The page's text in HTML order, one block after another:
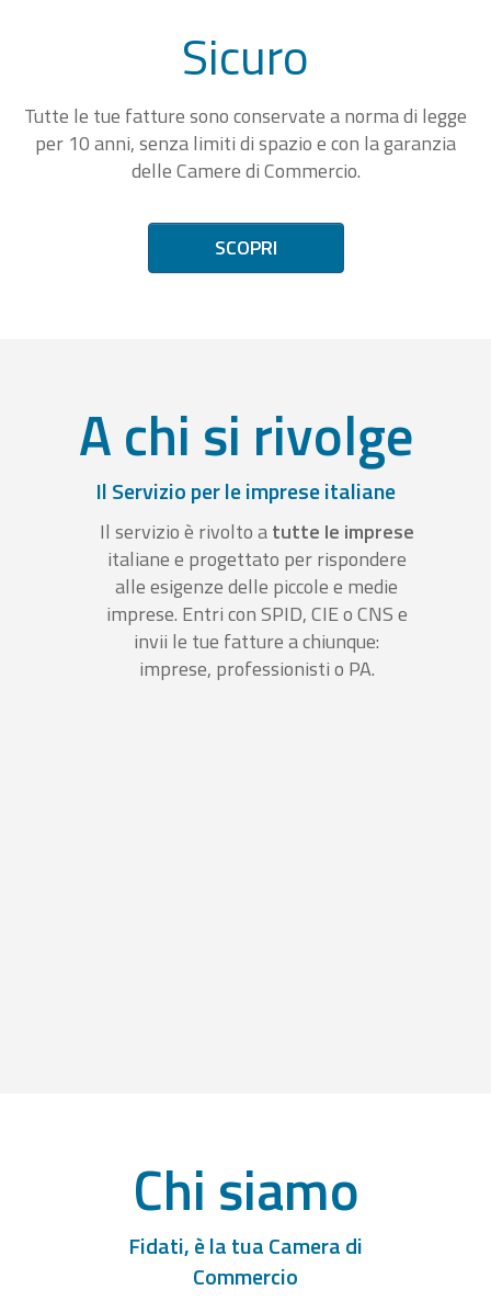
Sicuro
Tutte le tue fatture sono conservate a norma di legge
per 10 anni, senza limiti di spazio e con la garanzia
delle Camere di Commercio.
SCOPRI
A chi si rivolge
Il Servizio per le imprese italiane
Il servizio è rivolto atutte le imprese
italiane e progettato per rispondere
alle esigenze delle piccole e medie
imprese. Entri con SPID, CIE o CNS e
invii le tue fatture a chiunque:
imprese, professionisti o PA.
Chi siamo
Fidati, è la tua Camera di
Commercio